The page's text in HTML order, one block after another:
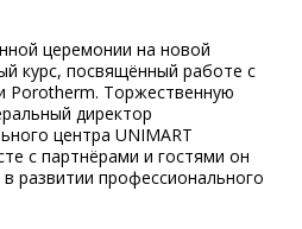
церемонии на новой
курс, посвящённый работе с
Porotherm. Торжественную
директор
центра UNIMART
с партнёрами и гостями он
развитии профессионального